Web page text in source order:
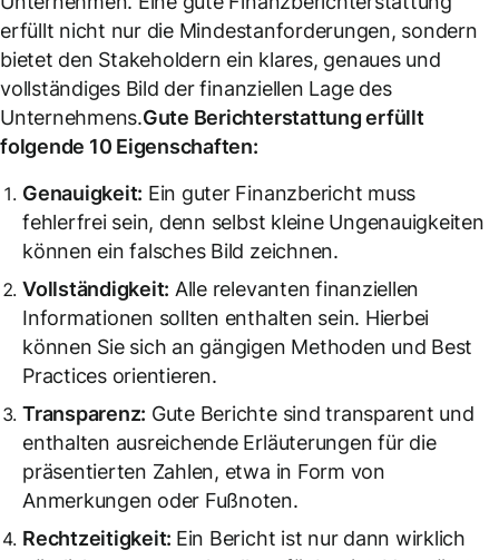
erfüllt nicht nur die Mindestanforderungen, sondern
bietet den Stakeholdern ein klares, genaues und
vollständiges Bild der finanziellen Lage des
Unternehmens.Gute Berichterstattung erfüllt
folgende 10 Eigenschaften:
Genauigkeit: Ein guter Finanzbericht muss
fehlerfrei sein, denn selbst kleine Ungenauigkeiten
können ein falsches Bild zeichnen.
Vollständigkeit: Alle relevanten finanziellen
Informationen sollten enthalten sein. Hierbei
können Sie sich an gängigen Methoden und Best
Practices orientieren.
Transparenz: Gute Berichte sind transparent und
enthalten ausreichende Erläuterungen für die
präsentierten Zahlen, etwa in Form von
Anmerkungen oder Fußnoten.
Rechtzeitigkeit: Ein Bericht ist nur dann wirklich